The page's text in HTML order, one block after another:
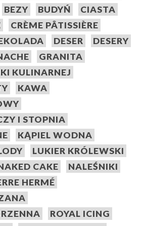
BEZY BUDYŃ
CIASTA
CRÈME PÂTISSIÈRE
DESER
DESERY
GRANITA
KULINARNEJ
KAWA
I STOPNIA
KĄPIEL WODNA
LUKIER KRÓLEWSKI
CAKE
NALEŚNIKI
HERMÉ
ROYAL ICING